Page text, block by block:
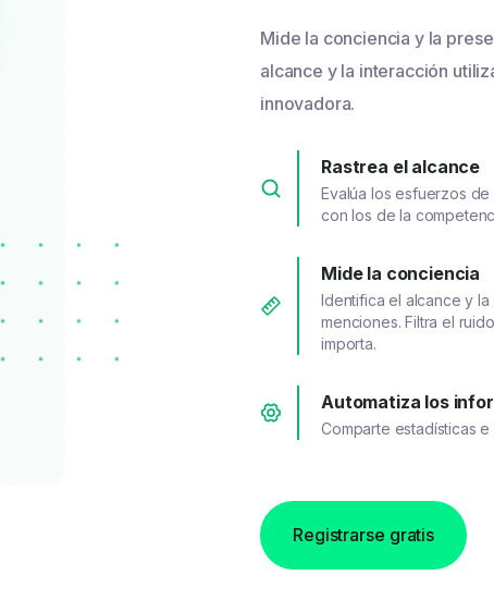
Mide la conciencia y la
alcance y la interacción
innovadora.
Rastrea el alcance
Evalúa los esfuerzos
con los de la
Mide la conciencia
Identifica el alcance y
menciones. Filtra el
importa.
Automatiza los
Comparte estadísticas
Registrarse gratis